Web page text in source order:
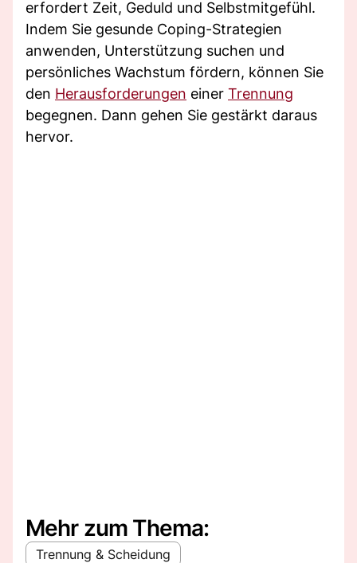
erfordert Zeit, Geduld und Selbstmitgefühl.
Indem Sie gesunde Coping-Strategien
anwenden, Unterstützung suchen und
persönliches Wachstum fördern, können Sie
den Herausforderungen einer Trennung
begegnen. Dann gehen Sie gestärkt daraus
hervor.
Mehr zum Thema:
Trennung & Scheidung